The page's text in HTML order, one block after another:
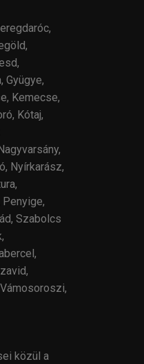
Gyügye,
Kemecse,
Kótaj,
Nyírkarász,
Szabolcs
közül a